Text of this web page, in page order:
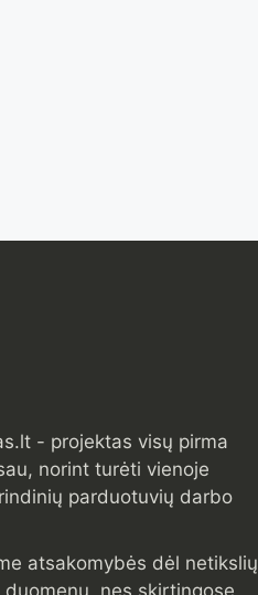
- projektas visų pirma
norint turėti vienoje
parduotuvių darbo
atsakomybės dėl netikslių
nes skirtingose